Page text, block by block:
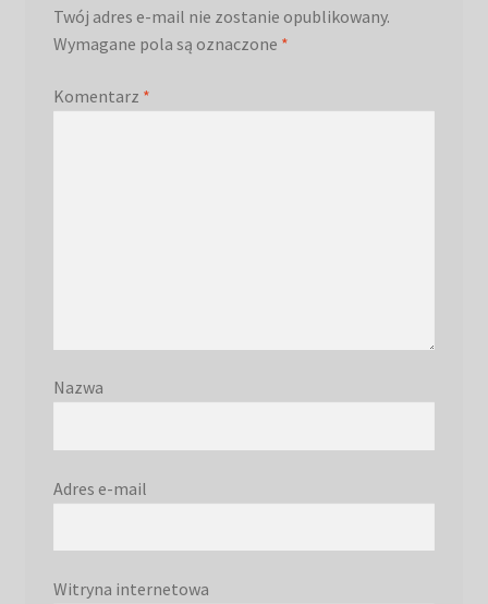
Twój adres e-mail nie zostanie opublikowany.
Wymagane pola są oznaczone *
Komentarz *
Nazwa
Adres e-mail
Witryna internetowa